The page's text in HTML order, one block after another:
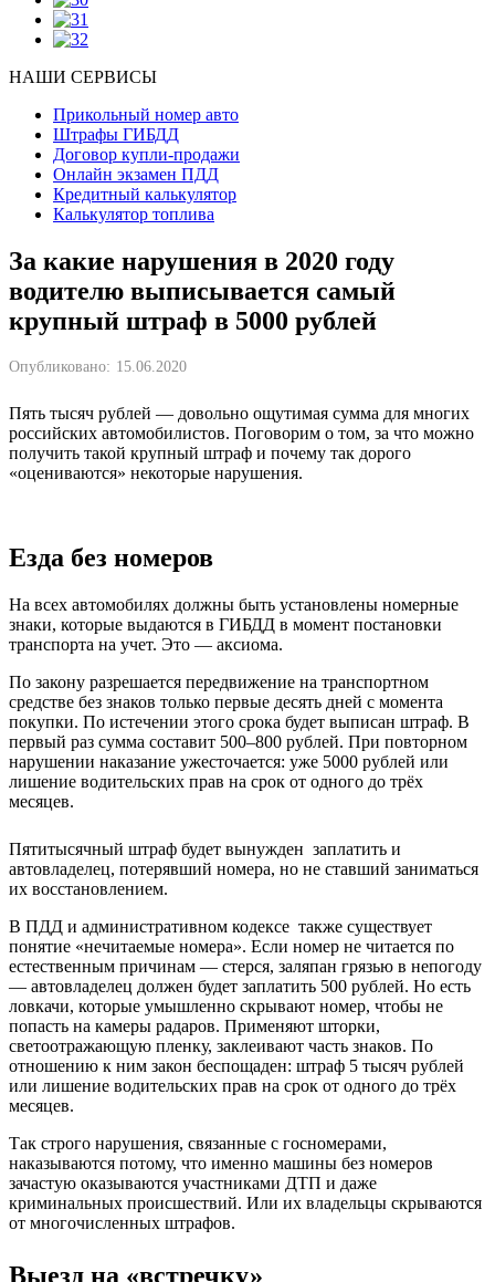
НАШИ СЕРВИСЫ
Прикольный номер авто
Штрафы ГИБДД
Договор купли-продажи
Онлайн экзамен ПДД
Кредитный калькулятор
Калькулятор топлива
За какие нарушения в 2020 году
водителю выписывается самый
крупный штраф в 5000 рублей
Опубликовано: 15.06.2020
Пять тысяч рублей — довольно ощутимая сумма для многих
российских автомобилистов. Поговорим о том, за что можно
получить такой крупный штраф и почему так дорого
«оцениваются» некоторые нарушения.
Езда без номеров
На всех автомобилях должны быть установлены номерные
знаки, которые выдаются в ГИБДД в момент постановки
транспорта на учет. Это — аксиома.
По закону разрешается передвижение на транспортном
средстве без знаков только первые десять дней с момента
покупки. По истечении этого срока будет выписан штраф. В
первый раз сумма составит 500–800 рублей. При повторном
нарушении наказание ужесточается: уже 5000 рублей или
лишение водительских прав на срок от одного до трёх
месяцев.
Пятитысячный штраф будет вынужден заплатить и
автовладелец, потерявший номера, но не ставший заниматься
их восстановлением.
В ПДД и административном кодексе также существует
понятие «нечитаемые номера». Если номер не читается по
естественным причинам — стерся, заляпан грязью в непогоду
— автовладелец должен будет заплатить 500 рублей. Но есть
ловкачи, которые умышленно скрывают номер, чтобы не
попасть на камеры радаров. Применяют шторки,
светоотражающую пленку, заклеивают часть знаков. По
отношению к ним закон беспощаден: штраф 5 тысяч рублей
или лишение водительских прав на срок от одного до трёх
месяцев.
Так строго нарушения, связанные с госномерами,
наказываются потому, что именно машины без номеров
зачастую оказываются участниками ДТП и даже
криминальных происшествий. Или их владельцы скрываются
от многочисленных штрафов.
Выезд на «встречку»